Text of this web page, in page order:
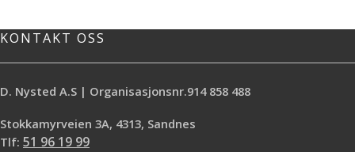
KONTAKT OSS
D. Nysted A.S | Organisasjonsnr.914 858 488
Stokkamyrveien 3A, 4313, Sandnes
Tlf: 51 96 19 99